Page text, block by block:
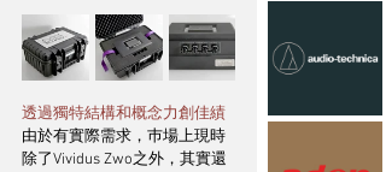
透過獨特結構和概念力創佳績
由於有實際需求，巿場上現時
除了Vividus Zwo之外，其實還